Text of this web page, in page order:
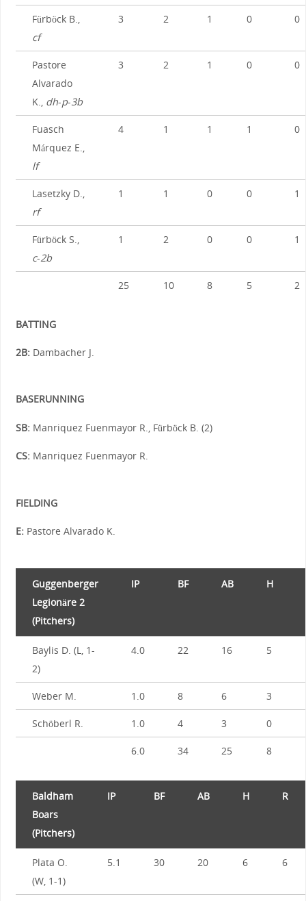
Fürböck B.,
cf
3 2 1 0 0
Pastore
Alvarado
K., dh-p-3b
3 2 1 0 0
Fuasch
Márquez E.,
lf
4 1 1 1 0
Lasetzky D.,
rf
1 1 0 0 1
Fürböck S.,
c-2b
1 2 0 0 1
25 10 8 5 2
BATTING
2B:Dambacher J.
BASERUNNING
SB:Manriquez Fuenmayor R., Fürböck B. (2)
CS:Manriquez Fuenmayor R.
FIELDING
E:Pastore Alvarado K.
Guggenberger
Legionäre 2
(Pitchers)
IP BF AB H
Baylis D. (L, 1-
2)
4.0 22 16 5
Weber M. 1.0 8 6 3
Schöberl R. 1.0 4 3 0
6.0 34 25 8
Baldham
Boars
(Pitchers)
IP BF AB H R
Plata O.
(W, 1-1)
5.1 30 20 6 6